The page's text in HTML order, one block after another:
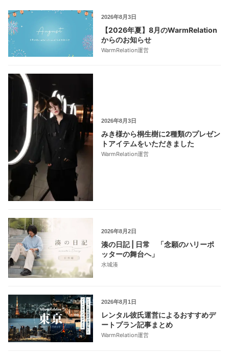
2026年8月3日
【2026年夏】8月のWarmRelation
からのお知らせ
WarmRelation運営
2026年8月3日
みき様から桐生樹に2種類のプレゼン
トアイテムをいただきました
WarmRelation運営
2026年8月2日
湊の日記 | 日常 「念願のハリーポ
ッターの舞台へ」
水城湊
2026年8月1日
レンタル彼氏運営によるおすすめデ
ートプラン記事まとめ
WarmRelation運営